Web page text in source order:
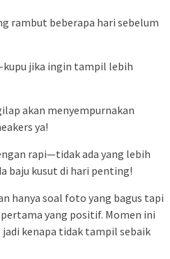
rambut beberapa hari sebelum
kupu jika ingin tampil lebih
akan menyempurnakan
ya!
rapi—tidak ada yang lebih
baju kusut di hari penting!
hanya soal foto yang bagus tapi
yang positif. Momen ini
kenapa tidak tampil sebaik